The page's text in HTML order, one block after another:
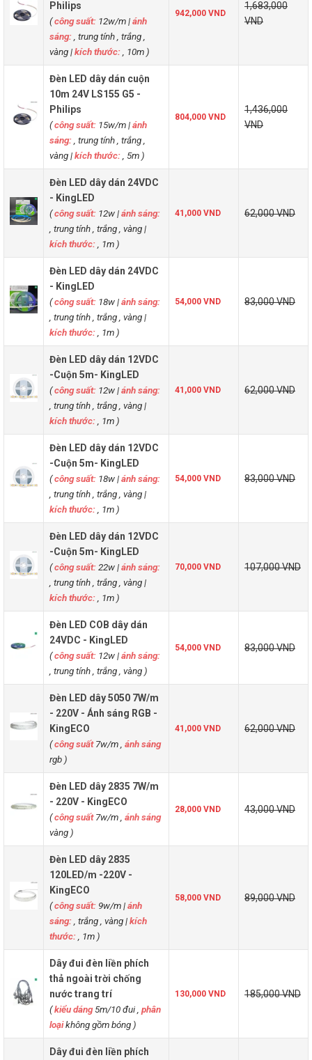
Philips
(công suất: 12w/m|ánh
sáng: , trung tính , trắng ,
vàng|kích thước: , 10m )
942,000 VND
1,683,000
VND
Đèn LED dây dán cuộn
10m 24V LS155 G5 -
Philips
(công suất: 15w/m|ánh
sáng: , trung tính , trắng ,
vàng|kích thước: , 5m )
804,000 VND
1,436,000
VND
Đèn LED dây dán 24VDC
- KingLED
(công suất: 12w|ánh sáng:
, trung tính , trắng , vàng|
kích thước: , 1m )
41,000 VND 62,000 VND
Đèn LED dây dán 24VDC
- KingLED
(công suất: 18w|ánh sáng:
, trung tính , trắng , vàng|
kích thước: , 1m )
54,000 VND 83,000 VND
Đèn LED dây dán 12VDC
-Cuộn 5m- KingLED
(công suất: 12w|ánh sáng:
, trung tính , trắng , vàng|
kích thước: , 1m )
41,000 VND 62,000 VND
Đèn LED dây dán 12VDC
-Cuộn 5m- KingLED
(công suất: 18w|ánh sáng:
, trung tính , trắng , vàng|
kích thước: , 1m )
54,000 VND 83,000 VND
Đèn LED dây dán 12VDC
-Cuộn 5m- KingLED
(công suất:22w|ánh sáng:
, trung tính , trắng , vàng|
kích thước: , 1m )
70,000 VND 107,000 VND
Đèn LED COB dây dán
24VDC - KingLED
(công suất: 12w|ánh sáng:
, trung tính , trắng , vàng )
54,000 VND 83,000 VND
Đèn LED dây 5050 7W/m
- 220V - Ánh sáng RGB -
KingECO
(công suất7w/m , ánh sáng
rgb )
41,000 VND 62,000 VND
Đèn LED dây 2835 7W/m
- 220V - KingECO
(công suất7w/m , ánh sáng
vàng )
28,000 VND 43,000 VND
Đèn LED dây 2835
120LED/m -220V -
KingECO
(công suất: 9w/m|ánh
sáng: , trắng , vàng|kích
thước: , 1m )
58,000 VND 89,000 VND
Dây đui đèn liền phích
thả ngoài trời chống
nước trang trí
(kiểu dáng5m/10 đui , phân
loạikhông gồm bóng )
130,000 VND 185,000 VND
Dây đui đèn liền phích